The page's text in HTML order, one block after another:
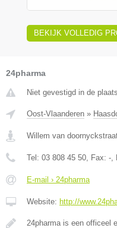
BEKIJK VOLLEDIG
24pharma
Niet gevestigd in de
Oost-Vlaanderen »
Willem van
Tel: 03 808 45 50, Fax: -,
E-mail › 24pharma
Website: http://
24pharma is een officeel